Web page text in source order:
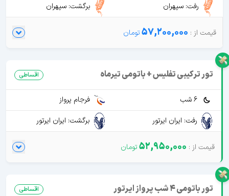
رفت: سپهران
برگشت: سپهران
57,200,000
تور ترکیبی تفلیس + باتومی تیرماه اقساطی
6 شب
فرجام پرواز
رفت: ایران ایرتور
برگشت: ایران ایرتور
52,950,000
تور باتومی 4 شب پرواز ایرتور اقساطی